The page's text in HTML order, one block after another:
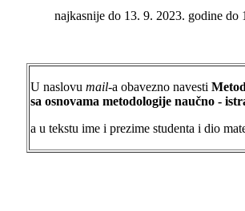
najkasnije do 13. 9. 2023. godine do
U naslovu mail-a obavezno navesti
sa osnovama metodologije naučno -
a u tekstu ime i prezime studenta i dio